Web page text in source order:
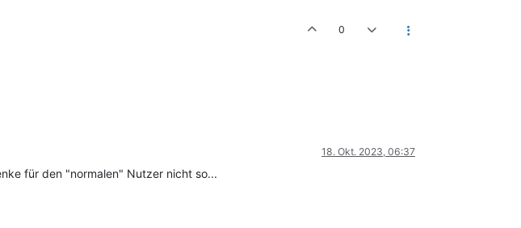
0
18. Okt. 2023, 06:37
für den "normalen" Nutzer nicht so...